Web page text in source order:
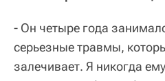
- Он четыре года
серьезные травмы,
залечивает. Я никогда